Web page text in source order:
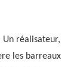
réalisateur,
les barreaux